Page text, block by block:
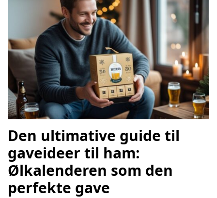
Den ultimative guide til
gaveideer til ham:
Ølkalenderen som den
perfekte gave